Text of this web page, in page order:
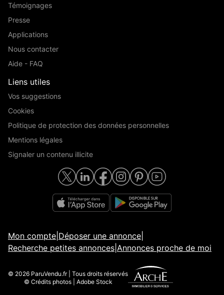
Témoignages
Presse
Applications
Nous contacter
Aide - FAQ
Liens utiles
Vos suggestions
Cookies
Politique de protection des données personnelles
Mentions légales
Signaler un contenu illicite
Mon compte Déposer une annonce
Recherche petites annonces Annonces proche de moi
© 2026 ParuVendu.fr | Tous droits réservés
© Crédits photos | Adobe Stock